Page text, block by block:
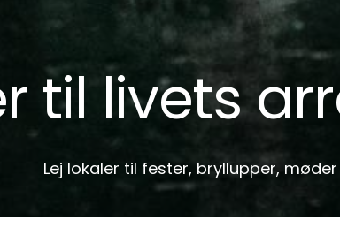
til livets
Lej lokaler til fester, bryllupper,